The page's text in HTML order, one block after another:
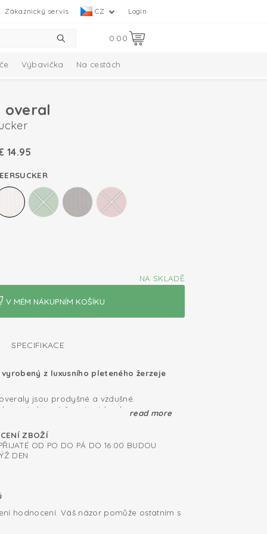
Login
CZ
Zákaznický servis
0.00
Výbavička Na cestách
overal
14.95
NA SKLADĚ
SPECIFIKACE
z luxusního pleteného žerzeje
jsou prodyšné a vzdušné.
luxusní pletené žerzejové bavlny, super
děťátku. Pro novorozence je důležité
naše dětské overaly s dlouhým rukávem
pro snadné přebalování. Naše
velikost 50 má zavinovací design a
prodyšná a měkká
read more
ZBOŽÍ
OD PO DO PÁ DO 16:00 BUDOU
DEN
hodnocení. Váš názor pomůže ostatním s